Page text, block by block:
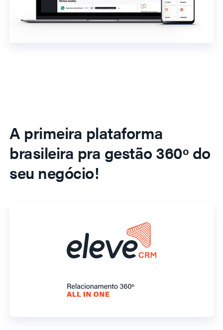
A primeira plataforma
brasileira pra gestão 360º do
seu negócio!